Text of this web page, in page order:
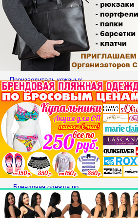
Производитель кожаных
изделий LAKESTONE ищет
Организаторов СП
Брендовая одежда по
низким ценам!